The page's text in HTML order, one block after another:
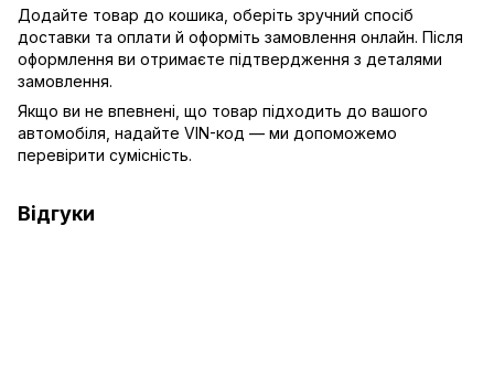
Додайте товар до кошика, оберіть зручний спосіб
доставки та оплати й оформіть замовлення онлайн. Після
оформлення ви отримаєте підтвердження з деталями
замовлення.
Якщо ви не впевнені, що товар підходить до вашого
автомобіля, надайте VIN-код — ми допоможемо
перевірити сумісність.
Відгуки